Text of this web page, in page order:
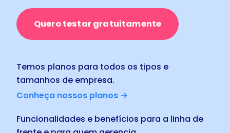
Quero testar gratuitamente
Temos planos para todos os tipos e
tamanhos de empresa.
Conheça nossos planos →
Funcionalidades e benefícios para a linha de